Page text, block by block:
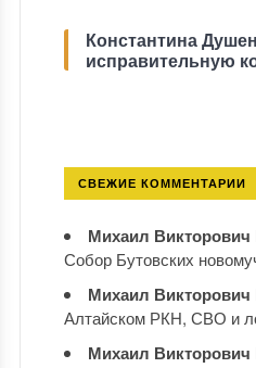
Константина
исправительную
СВЕЖИЕ КОММЕНТАРИИ
Михаил Викторович
Собор Бутовских
Михаил Викторович
Алтайском РКН, СВО и
Михаил